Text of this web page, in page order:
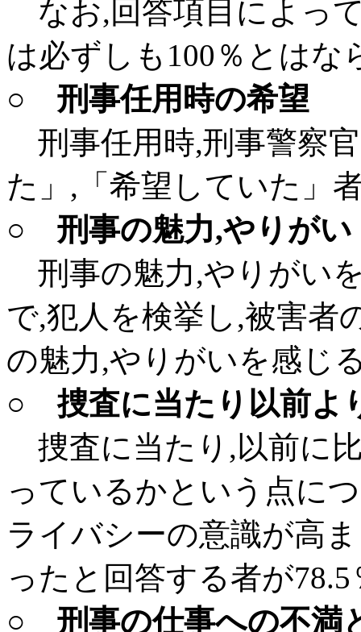
なお,回答項目によっ
は必ずしも100％とはな
○ 刑事任用時の希望
刑事任用時,刑事警察
た」,「希望していた」
○ 刑事の魅力,やりがい
刑事の魅力,やりがい
で,犯人を検挙し,被害者
の魅力,やりがいを感じ
○ 捜査に当たり以前よ
捜査に当たり,以前に
っているかという点に
ライバシーの意識が高
ったと回答する者が
○ 刑事の仕事への不満